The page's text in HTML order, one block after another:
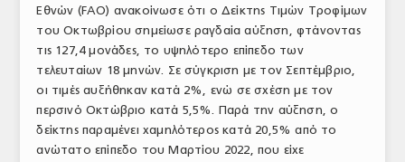
ΕΞΟΠΛΙΣΜΟΣ
ΥΠΗΡΕΣΙΕΣ
ΕΜΠΟΡΙΚΟΙ ΑΝΤΙΠΡΟΣΩΠΟΙ
ΝΟΜΟΘΕΣΙΑ
Εθνών (FAO) ανακοίνωσε ότι ο Δείκτης Τιμών Τροφίμων
του Οκτωβρίου σημείωσε ραγδαία αύξηση, φτάνοντας
τις 127,4 μονάδες, το υψηλότερο επίπεδο των
τελευταίων 18 μηνών. Σε σύγκριση με τον Σεπτέμβριο,
οι τιμές αυξήθηκαν κατά 2%, ενώ σε σχέση με τον
περσινό Οκτώβριο κατά 5,5%. Παρά την αύξηση, ο
δείκτης παραμένει χαμηλότερος κατά 20,5% από το
ανώτατο επίπεδο του Μαρτίου 2022, που είχε